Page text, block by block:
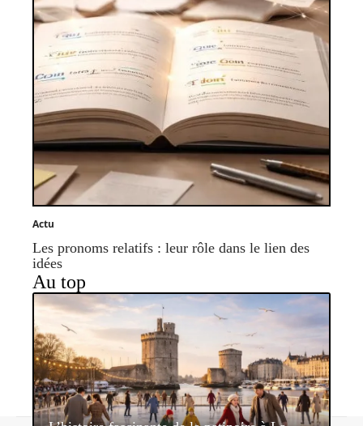
Actu
Les pronoms relatifs : leur rôle dans le lien des
idées
Au top